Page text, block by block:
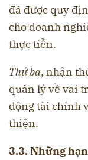
đã được quy
cho doanh
thực tiễn.
Thứ ba, nhận
quản lý về vai
động tài chính
thiện.
3.3. Những